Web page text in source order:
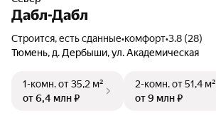
Дабл-Дабл
Строится, есть сданные•комфорт•3.8 (28)
Тюмень, д. Дербыши,ул. Академическая
1-комн.от 35,2 м²
от 6,4 млн ₽
2-комн.от 51,4 м²
от 9 млн ₽